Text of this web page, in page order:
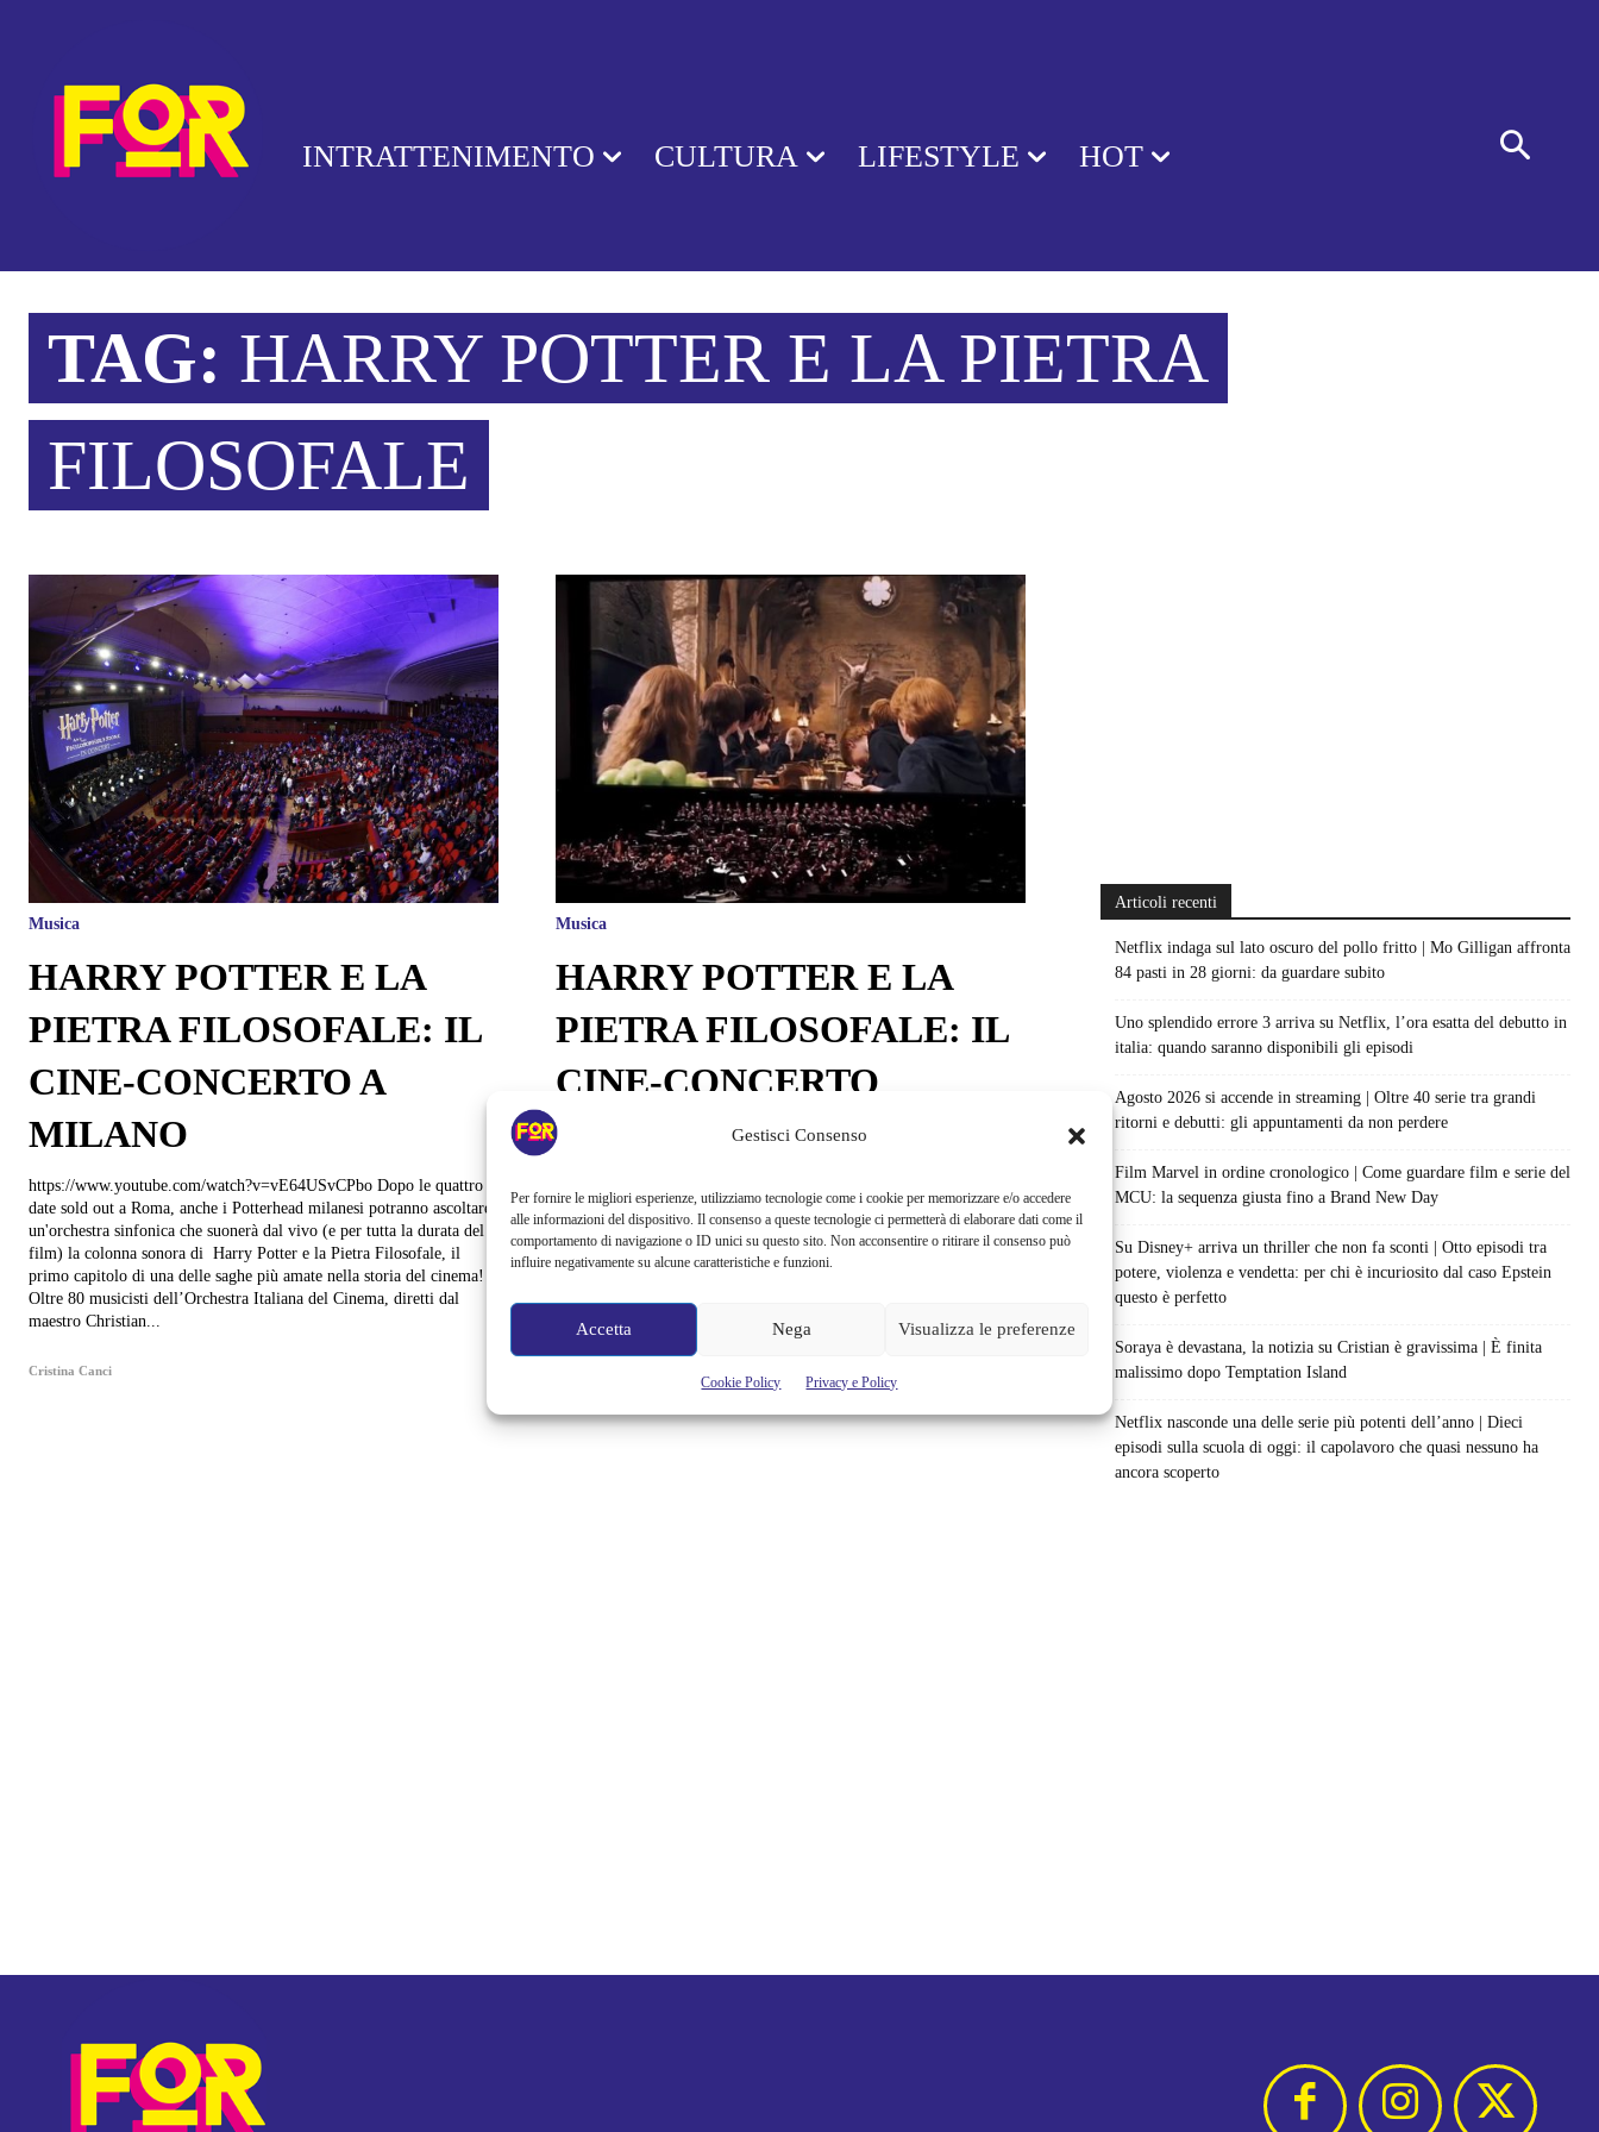
Gestisci Consenso
Per fornire le migliori esperienze, utilizziamo tecnologie come i cookie per memorizzare e/o accedere
alle informazioni del dispositivo. Il consenso a queste tecnologie ci permetterà di elaborare dati come il
comportamento di navigazione o ID unici su questo sito. Non acconsentire o ritirare il consenso può
influire negativamente su alcune caratteristiche e funzioni.
Accetta Nega Visualizza le preferenze
Cookie Policy Privacy e Policy
INTRATTENIMENTO CULTURA LIFESTYLE HOT
TAG: HARRY POTTER E LA PIETRA
FILOSOFALE
Musica
HARRY POTTER E LA
PIETRA FILOSOFALE: IL
CINE-CONCERTO A
MILANO
https://www.youtube.com/watch?v=vE64USvCPbo Dopo le quattro
date sold out a Roma, anche i Potterhead milanesi potranno ascoltare
un'orchestra sinfonica che suonerà dal vivo (e per tutta la durata del
film) la colonna sonora di Harry Potter e la Pietra Filosofale, il
primo capitolo di una delle saghe più amate nella storia del cinema!
Oltre 80 musicisti dell’Orchestra Italiana del Cinema, diretti dal
maestro Christian...
Cristina Canci
Musica
HARRY POTTER E LA
PIETRA FILOSOFALE: IL
CINE-CONCERTO
https://www.youtube.com/watch?v=e3RNgM_PGdA Un'altra
più famoso del mondo della magia, ma anche di quello reale.
All'Auditorium Conciliazione di Roma nei giorni 2, 3 e 4 dicembre
2016 andrà in scena in prima nazionale il Cine-Concerto "Harry
Potter e la Pietra Filosofale". Per la...
Articoli recenti
Netflix indaga sul lato oscuro del pollo fritto | Mo Gilligan affronta
84 pasti in 28 giorni: da guardare subito
Uno splendido errore 3 arriva su Netflix, l’ora esatta del debutto in
italia: quando saranno disponibili gli episodi
Agosto 2026 si accende in streaming | Oltre 40 serie tra grandi
ritorni e debutti: gli appuntamenti da non perdere
Film Marvel in ordine cronologico | Come guardare film e serie del
MCU: la sequenza giusta fino a Brand New Day
Su Disney+ arriva un thriller che non fa sconti | Otto episodi tra
potere, violenza e vendetta: per chi è incuriosito dal caso Epstein
questo è perfetto
Soraya è devastana, la notizia su Cristian è gravissima | È finita
malissimo dopo Temptation Island
Netflix nasconde una delle serie più potenti dell’anno | Dieci
episodi sulla scuola di oggi: il capolavoro che quasi nessuno ha
ancora scoperto